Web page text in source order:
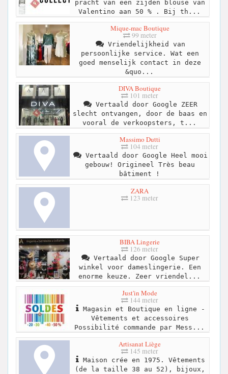
pracht van een zijden blouse van
Valentino aan 50 % . Bij th...
Mique-mac Boutique
99 meter
Vriendelijkheid van
persoonlijke service. Wat een
goed menselijk contact in deze
&quo...
DIVA Boutique
101 meter
Vertaald door Google ZEER
slecht ontvangen, door de baas en
vooral de verkoopsters, t...
Massimo Dutti
104 meter
Vertaald door Google Heel mooi
gebouw! Origineel Très beau
bâtiment !
ZARA
123 meter
BIBA Lingerie
126 meter
Vertaald door Google Super
winkel voor dameslingerie. Een
enorme keuze. Zeer vriendel...
Just'in Mode
144 meter
Magasin et Boutique en ligne -
Vêtements et accessoires
Possibilité commande par Mess...
Artisanat Liège
145 meter
Maison crée en 1975. Vêtements
(de la taille 38 au 52), bijoux,